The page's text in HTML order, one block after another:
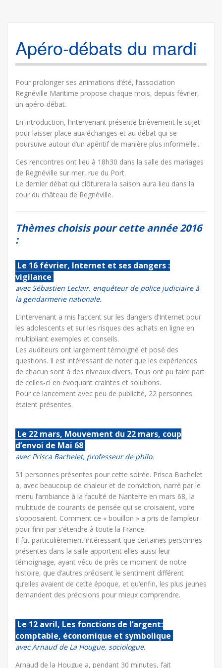
Apéro-débats du mardi
Pour prolonger ses animations d’été, l’association
Regnéville Maritime propose chaque mois, depuis février,
un apéro-débat.
En introduction, l’intervenant présente brièvement le sujet
pour laisser place aux échanges et au débat qui se
poursuive autour d’un apéritif de manière plus informelle..
Ces rencontres ont lieu à 18h30 dans la salle des mariages
de Regnéville sur mer, rue du Port.
Le dernier débat qui clôturera la saison aura lieu dans la
cour du château de Regnéville.
Thèmes choisis pour cette année 2016
:
Le 16 février, Internet et ses dangers :
vigilance
avec Sébastien Leclair, enquêteur de police judiciaire à
la gendarmerie nationale.
L’intervenant a mis l’accent sur les dangers d’Internet pour
les adolescents et sur les risques des achats en ligne en
multipliant exemples et conseils.
Les auditeurs ont largement témoigné et posé des
questions. Il est intéressant de noter que les expériences
de chacun sont à des niveaux divers. Tous ont pu faire part
de celles-ci en évoquant craintes et solutions.
Pour ce lancement avec peu de publicité, 22 personnes
étaient présentes.
Le 22 mars, Mouvement du 22 mars, coup
d’envoi de Mai 68
avec Prisca Bachelet, professeur de philo.
51 personnes présentes pour cette soirée. Prisca Bachelet
a, avec beaucoup de chaleur et de conviction, narré par le
menu l’ambiance à la faculté de Nanterre en mars 68, la
multitude de courants de pensée qui se croisaient, voire
s’opposaient. Comment ce « bouillon » a pris de l’ampleur
pour finir par s’étendre à toute la France.
Il fut particulièrement intéressant que certaines personnes
présentes dans la salle apportent elles aussi leur
témoignage, ayant vécu de près ce moment de notre
histoire, que d’autres précisent le sentiment différent
qu’elles avaient de cette époque, et qu’enfin, les plus jeunes
demandent des précisions pour mieux comprendre.
Le 12 avril, Les fonctions de l’argent:
comptable, économique et symbolique
avec Arnaud de La Hougue, sociologue.
Arnaud de la Hougue a, pendant 30 minutes, fait